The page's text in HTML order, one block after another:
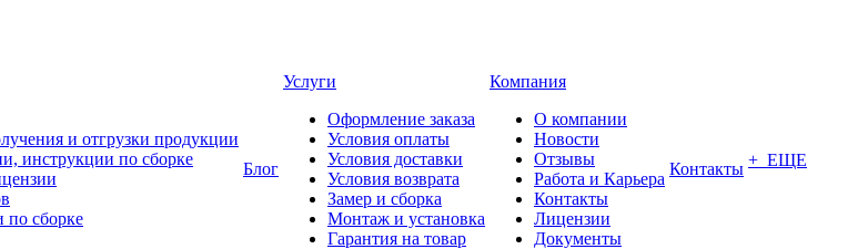
и отгрузки продукции
инструкции по сборке
по сборке
Блог
Услуги
Оформление заказа
Условия оплаты
Условия доставки
Условия возврата
Замер и сборка
Монтаж и установка
Гарантия на товар
Компания
О компании
Новости
Отзывы
Работа и Карьера
Контакты
Лицензии
Документы
Контакты + ЕЩЕ